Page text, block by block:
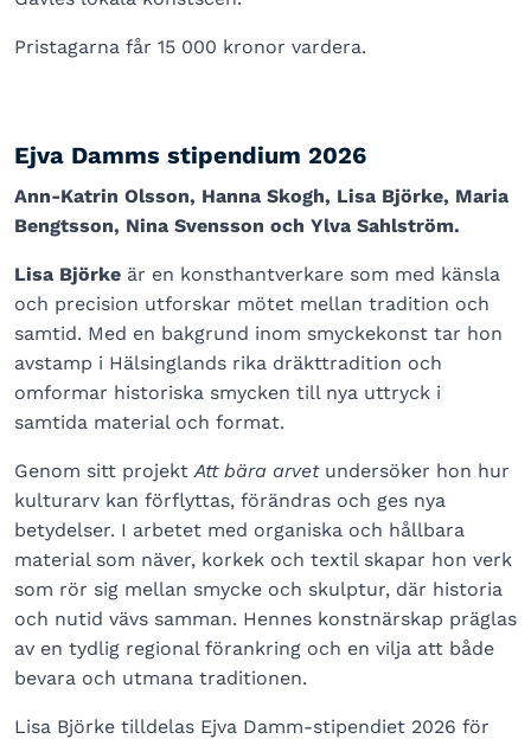
Pristagarna får 15 000 kronor vardera.
Ejva Damms stipendium 2026
Ann-Katrin Olsson, Hanna Skogh, Lisa Björke, Maria
Bengtsson, Nina Svensson och Ylva Sahlström.
Lisa Björke är en konsthantverkare som med känsla
och precision utforskar mötet mellan tradition och
samtid. Med en bakgrund inom smyckekonst tar hon
avstamp i Hälsinglands rika dräkttradition och
omformar historiska smycken till nya uttryck i
samtida material och format.
Genom sitt projekt Att bära arvet undersöker hon hur
kulturarv kan förflyttas, förändras och ges nya
betydelser. I arbetet med organiska och hållbara
material som näver, korkek och textil skapar hon verk
som rör sig mellan smycke och skulptur, där historia
och nutid vävs samman. Hennes konstnärskap präglas
av en tydlig regional förankring och en vilja att både
bevara och utmana traditionen.
Lisa Björke tilldelas Ejva Damm-stipendiet 2026 för